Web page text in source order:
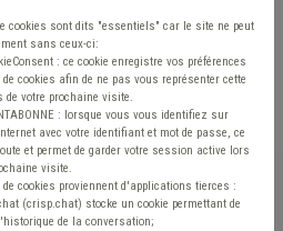
contenu
cookies sont dits "essentiels" car le site ne peut
sans ceux-ci:
: ce cookie enregistre vos préférences
cookies afin de ne pas vous représenter cette
de votre prochaine visite.
: lorsque vous vous identifiez sur
avec votre identifiant et mot de passe, ce
et permet de garder votre session active lors
visite.
de cookies proviennent d'applications tierces :
(crisp.chat) stocke un cookie permettant de
de la conversation;